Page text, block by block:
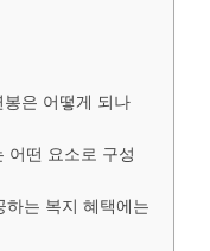
은 어떻게 되나
어떤 요소로 구성
는 복지 혜택에는